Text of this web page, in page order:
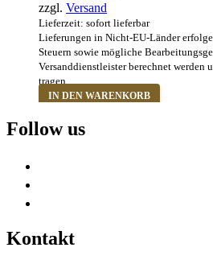
zzgl. Versand
Lieferzeit: sofort lieferbar
Lieferungen in Nicht-EU-Länder
Steuern sowie mögliche
Versanddienstleister berechnet werden
tragen.
IN DEN WARENKORB
Follow us
Kontakt